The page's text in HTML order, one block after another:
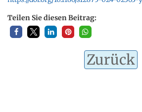
Teilen Sie diesen Beitrag:
Zurück